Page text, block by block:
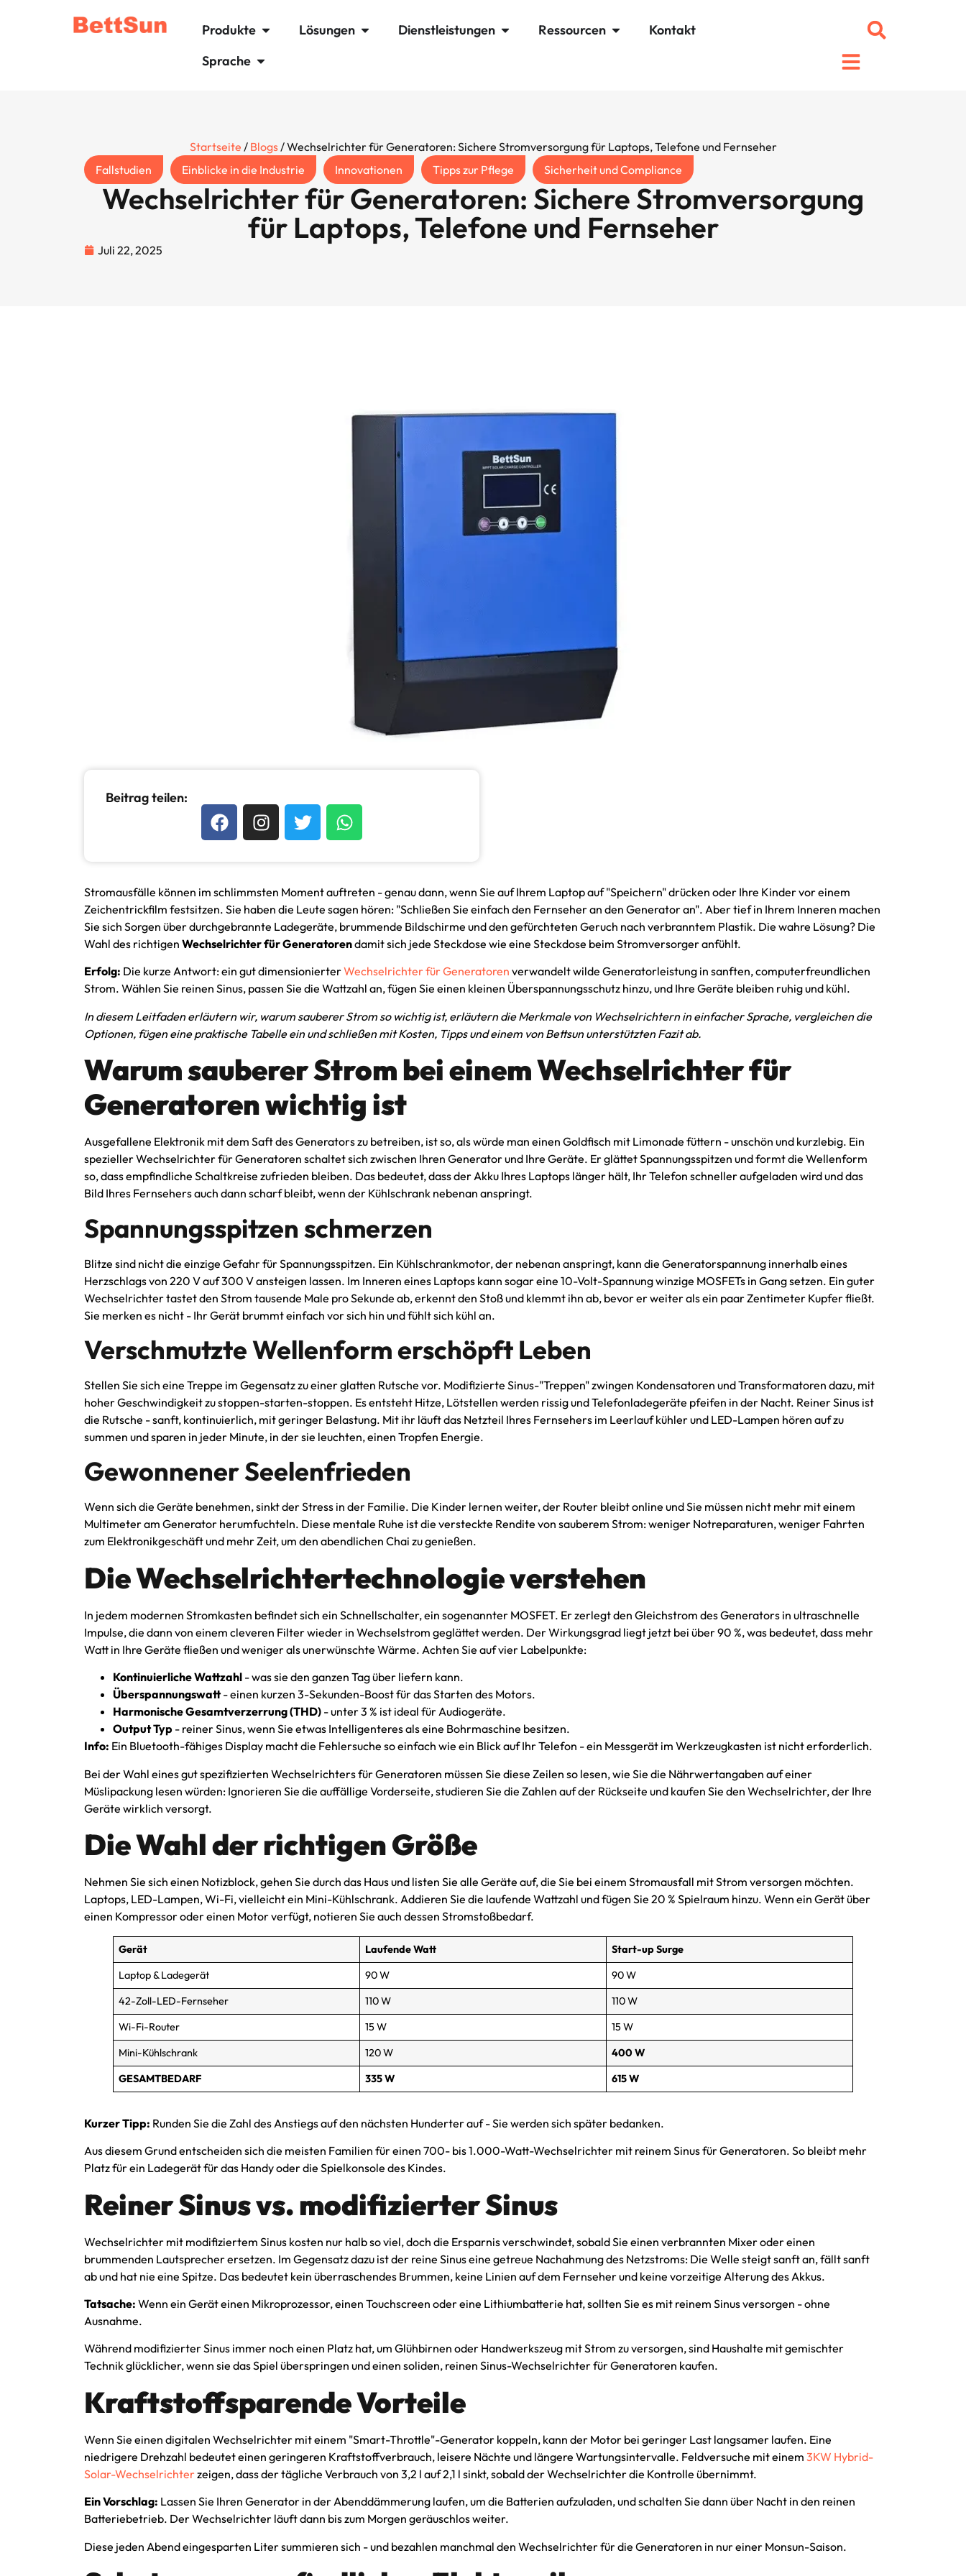
Produkte Lösungen Dienstleistungen Ressourcen
Kontakt
Sprache
Startseite / Blogs/ Wechselrichter für Generatoren: Sichere Stromversorgung für Laptops, Telefone und Fernseher
Fallstudien
Einblicke in die Industrie Innovationen Tipps zur Pflege Sicherheit und Compliance
Wechselrichter für Generatoren: Sichere Stromversorgung
für Laptops, Telefone und Fernseher
Juli 22, 2025
Beitrag teilen:
Stromausfälle können im schlimmsten Moment auftreten - genau dann, wenn Sie auf Ihrem Laptop auf "Speichern" drücken oder Ihre Kinder vor einem
Zeichentrickfilm festsitzen. Sie haben die Leute sagen hören: "Schließen Sie einfach den Fernseher an den Generator an". Aber tief in Ihrem Inneren machen
Sie sich Sorgen über durchgebrannte Ladegeräte, brummende Bildschirme und den gefürchteten Geruch nach verbranntem Plastik. Die wahre Lösung? Die
Wahl des richtigen Wechselrichter für Generatorendamit sich jede Steckdose wie eine Steckdose beim Stromversorger anfühlt.
Erfolg: Die kurze Antwort: ein gut dimensionierterWechselrichter für Generatoren verwandelt wilde Generatorleistung in sanften, computerfreundlichen
Strom. Wählen Sie reinen Sinus, passen Sie die Wattzahl an, fügen Sie einen kleinen Überspannungsschutz hinzu, und Ihre Geräte bleiben ruhig und kühl.
In diesem Leitfaden erläutern wir, warum sauberer Strom so wichtig ist, erläutern die Merkmale von Wechselrichtern in einfacher Sprache, vergleichen die
Optionen, fügen eine praktische Tabelle ein und schließen mit Kosten, Tipps und einem von Bettsun unterstützten Fazit ab.
Warum sauberer Strom bei einem Wechselrichter für
Generatoren wichtig ist
Ausgefallene Elektronik mit dem Saft des Generators zu betreiben, ist so, als würde man einen Goldfisch mit Limonade füttern - unschön und kurzlebig. Ein
spezieller Wechselrichter für Generatoren schaltet sich zwischen Ihren Generator und Ihre Geräte. Er glättet Spannungsspitzen und formt die Wellenform
so, dass empfindliche Schaltkreise zufrieden bleiben. Das bedeutet, dass der Akku Ihres Laptops länger hält, Ihr Telefon schneller aufgeladen wird und das
Bild Ihres Fernsehers auch dann scharf bleibt, wenn der Kühlschrank nebenan anspringt.
Spannungsspitzen schmerzen
Blitze sind nicht die einzige Gefahr für Spannungsspitzen. Ein Kühlschrankmotor, der nebenan anspringt, kann die Generatorspannung innerhalb eines
Herzschlags von 220 V auf 300 V ansteigen lassen. Im Inneren eines Laptops kann sogar eine 10-Volt-Spannung winzige MOSFETs in Gang setzen. Ein guter
Wechselrichter tastet den Strom tausende Male pro Sekunde ab, erkennt den Stoß und klemmt ihn ab, bevor er weiter als ein paar Zentimeter Kupfer fließt.
Sie merken es nicht - Ihr Gerät brummt einfach vor sich hin und fühlt sich kühl an.
Verschmutzte Wellenform erschöpft Leben
Stellen Sie sich eine Treppe im Gegensatz zu einer glatten Rutsche vor. Modifizierte Sinus-"Treppen" zwingen Kondensatoren und Transformatoren dazu, mit
hoher Geschwindigkeit zu stoppen-starten-stoppen. Es entsteht Hitze, Lötstellen werden rissig und Telefonladegeräte pfeifen in der Nacht. Reiner Sinus ist
die Rutsche - sanft, kontinuierlich, mit geringer Belastung. Mit ihr läuft das Netzteil Ihres Fernsehers im Leerlauf kühler und LED-Lampen hören auf zu
summen und sparen in jeder Minute, in der sie leuchten, einen Tropfen Energie.
Gewonnener Seelenfrieden
Wenn sich die Geräte benehmen, sinkt der Stress in der Familie. Die Kinder lernen weiter, der Router bleibt online und Sie müssen nicht mehr mit einem
Multimeter am Generator herumfuchteln. Diese mentale Ruhe ist die versteckte Rendite von sauberem Strom: weniger Notreparaturen, weniger Fahrten
zum Elektronikgeschäft und mehr Zeit, um den abendlichen Chai zu genießen.
Die Wechselrichtertechnologie verstehen
In jedem modernen Stromkasten befindet sich ein Schnellschalter, ein sogenannter MOSFET. Er zerlegt den Gleichstrom des Generators in ultraschnelle
Impulse, die dann von einem cleveren Filter wieder in Wechselstrom geglättet werden. Der Wirkungsgrad liegt jetzt bei über 90 %, was bedeutet, dass mehr
Watt in Ihre Geräte fließen und weniger als unerwünschte Wärme. Achten Sie auf vier Labelpunkte:
Kontinuierliche Wattzahl - was sie den ganzen Tag über liefern kann.
Überspannungswatt- einen kurzen 3-Sekunden-Boost für das Starten des Motors.
Harmonische Gesamtverzerrung (THD) - unter 3 % ist ideal für Audiogeräte.
Output Typ - reiner Sinus, wenn Sie etwas Intelligenteres als eine Bohrmaschine besitzen.
Info: Ein Bluetooth-fähiges Display macht die Fehlersuche so einfach wie ein Blick auf Ihr Telefon - ein Messgerät im Werkzeugkasten ist nicht erforderlich.
Bei der Wahl eines gut spezifizierten Wechselrichters für Generatoren müssen Sie diese Zeilen so lesen, wie Sie die Nährwertangaben auf einer
Müslipackung lesen würden: Ignorieren Sie die auffällige Vorderseite, studieren Sie die Zahlen auf der Rückseite und kaufen Sie den Wechselrichter, der Ihre
Geräte wirklich versorgt.
Die Wahl der richtigen Größe
Nehmen Sie sich einen Notizblock, gehen Sie durch das Haus und listen Sie alle Geräte auf, die Sie bei einem Stromausfall mit Strom versorgen möchten.
Laptops, LED-Lampen, Wi-Fi, vielleicht ein Mini-Kühlschrank. Addieren Sie die laufende Wattzahl und fügen Sie 20 % Spielraum hinzu. Wenn ein Gerät über
einen Kompressor oder einen Motor verfügt, notieren Sie auch dessen Stromstoßbedarf.
Gerät Laufende Watt
Start-up Surge
Laptop & Ladegerät
90 W
90 W
42-Zoll-LED-Fernseher
110 W
110 W
Wi-Fi-Router
15 W
15 W
Mini-Kühlschrank
120 W
400 W
GESAMTBEDARF
335 W 615 W
Kurzer Tipp: Runden Sie die Zahl des Anstiegs auf den nächsten Hunderter auf - Sie werden sich später bedanken.
Aus diesem Grund entscheiden sich die meisten Familien für einen 700- bis 1.000-Watt-Wechselrichter mit reinem Sinus für Generatoren. So bleibt mehr
Platz für ein Ladegerät für das Handy oder die Spielkonsole des Kindes.
Reiner Sinus vs. modifizierter Sinus
Wechselrichter mit modifiziertem Sinus kosten nur halb so viel, doch die Ersparnis verschwindet, sobald Sie einen verbrannten Mixer oder einen
brummenden Lautsprecher ersetzen. Im Gegensatz dazu ist der reine Sinus eine getreue Nachahmung des Netzstroms: Die Welle steigt sanft an, fällt sanft
ab und hat nie eine Spitze. Das bedeutet kein überraschendes Brummen, keine Linien auf dem Fernseher und keine vorzeitige Alterung des Akkus.
Tatsache: Wenn ein Gerät einen Mikroprozessor, einen Touchscreen oder eine Lithiumbatterie hat, sollten Sie es mit reinem Sinus versorgen - ohne
Ausnahme.
Während modifizierter Sinus immer noch einen Platz hat, um Glühbirnen oder Handwerkszeug mit Strom zu versorgen, sind Haushalte mit gemischter
Technik glücklicher, wenn sie das Spiel überspringen und einen soliden, reinen Sinus-Wechselrichter für Generatoren kaufen.
Kraftstoffsparende Vorteile
Wenn Sie einen digitalen Wechselrichter mit einem "Smart-Throttle"-Generator koppeln, kann der Motor bei geringer Last langsamer laufen. Eine
niedrigere Drehzahl bedeutet einen geringeren Kraftstoffverbrauch, leisere Nächte und längere Wartungsintervalle. Feldversuche mit einem 3KW Hybrid-
Solar-Wechselrichterzeigen, dass der tägliche Verbrauch von 3,2 l auf 2,1 l sinkt, sobald der Wechselrichter die Kontrolle übernimmt.
Ein Vorschlag: Lassen Sie Ihren Generator in der Abenddämmerung laufen, um die Batterien aufzuladen, und schalten Sie dann über Nacht in den reinen
Batteriebetrieb. Der Wechselrichter läuft dann bis zum Morgen geräuschlos weiter.
Diese jeden Abend eingesparten Liter summieren sich - und bezahlen manchmal den Wechselrichter für die Generatoren in nur einer Monsun-Saison.